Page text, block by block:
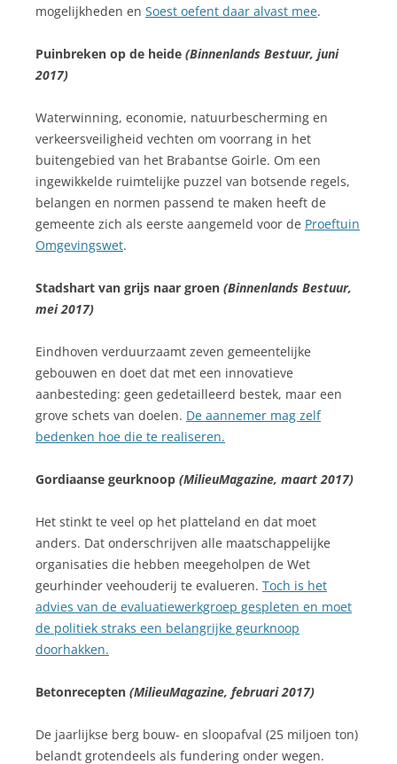
mogelijkheden en Soest oefent daar alvast mee.
Puinbreken op de heide (Binnenlands Bestuur, juni
2017)
Waterwinning, economie, natuurbescherming en
verkeersveiligheid vechten om voorrang in het
buitengebied van het Brabantse Goirle. Om een
ingewikkelde ruimtelijke puzzel van botsende regels,
belangen en normen passend te maken heeft de
gemeente zich als eerste aangemeld voor de Proeftuin
Omgevingswet.
Stadshart van grijs naar groen (Binnenlands Bestuur,
mei 2017)
Eindhoven verduurzaamt zeven gemeentelijke
gebouwen en doet dat met een innovatieve
aanbesteding: geen gedetailleerd bestek, maar een
grove schets van doelen. De aannemer mag zelf
bedenken hoe die te realiseren.
Gordiaanse geurknoop (MilieuMagazine, maart 2017)
Het stinkt te veel op het platteland en dat moet
anders. Dat onderschrijven alle maatschappelijke
organisaties die hebben meegeholpen de Wet
geurhinder veehouderij te evalueren. Toch is het
advies van de evaluatiewerkgroep gespleten en moet
de politiek straks een belangrijke geurknoop
doorhakken.
Betonrecepten (MilieuMagazine, februari 2017)
De jaarlijkse berg bouw- en sloopafval (25 miljoen ton)
belandt grotendeels als fundering onder wegen.